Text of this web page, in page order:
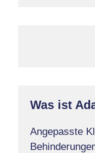
Was ist
Angepasste